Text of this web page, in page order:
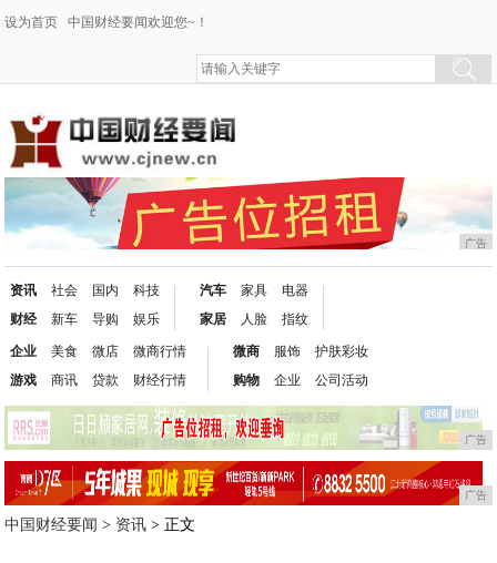
设为首页 中国财经要闻欢迎您~！
广告
资讯
财经
社会
新车
国内
导购
科技
娱乐
汽车
家居
家具
人脸
电器
指纹
企业
游戏
美食
商讯
微店
贷款
微商行情
财经行情
微商
购物
服饰
企业
护肤彩妆
公司活动
广告
广告
中国财经要闻 > 资讯 > 正文